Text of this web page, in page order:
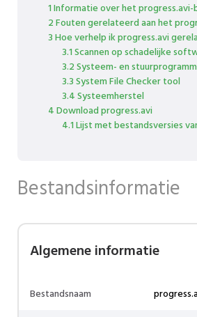
1 Informatie over het progress.avi-
2 Fouten gerelateerd aan het
3 Hoe verhelp ik progress.avi
3.1 Scannen op schadelijke
3.2 Systeem- en
3.3 System File Checker tool
3.4 Systeemherstel
4 Download progress.avi
4.1 Lijst met bestandsversies
Bestandsinformatie
Algemene informatie
Bestandsnaam